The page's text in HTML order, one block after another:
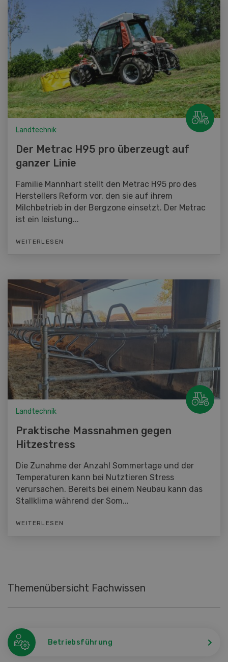
Landtechnik
Der Metrac H95 pro überzeugt auf
ganzer Linie
Familie Mannhart stellt den Metrac H95 pro des
Herstellers Reform vor, den sie auf ihrem
Milchbetrieb in der Bergzone einsetzt. Der Metrac
ist ein leistung...
WEITERLESEN
Landtechnik
Praktische Massnahmen gegen
Hitzestress
Die Zunahme der Anzahl Sommertage und der
Temperaturen kann bei Nutztieren Stress
verursachen. Bereits bei einem Neubau kann das
Stallklima während der Som...
WEITERLESEN
Themenübersicht Fachwissen
Betriebsführung